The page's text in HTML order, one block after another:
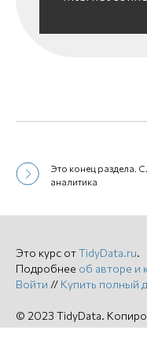
Это конец раздела.
аналитика
Это курс отTidyData.ru.
Подробнее об авторе и
Войти // Купить полный
© 2023 TidyData.